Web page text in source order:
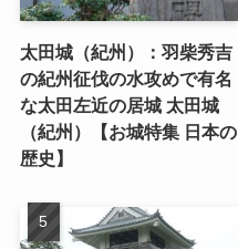
太田城（紀州）：羽柴秀吉
の紀州征伐の水攻めで有名
な太田左近の居城 太田城
（紀州）【お城特集 日本の
歴史】